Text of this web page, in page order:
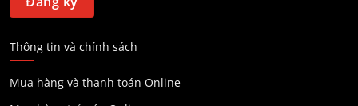
Thông tin và chính sách
Mua hàng và thanh toán Online